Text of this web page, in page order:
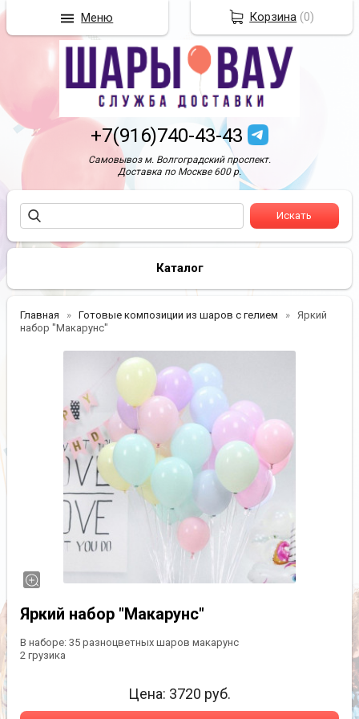
+7(916)740-43-43
Самовывоз м. Волгоградский проспект.
Доставка по Москве 600 р.
Каталог
Главная Готовые композиции из шаров с гелием
Яркий
набор "Макарунс"
Яркий набор "Макарунс"
В наборе: 35 разноцветных шаров макарунс
2 грузика
Цена: 3720 руб.
Корзина (0)
Меню